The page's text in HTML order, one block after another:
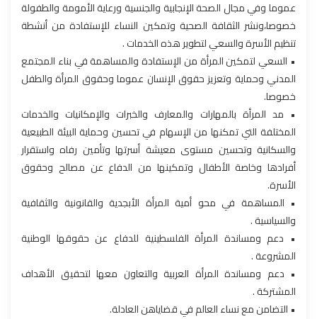
عموما وفي مجال الصحة الإنجابية والجنسية ورعاية الأمومة والطفولة
خصوصا،ونشر الثقافة الصحية وتمكين النساء للإستفادة من أنشطة
تنظيم الأسرة والسعي لتطوير هذه الخدمات .
• السعي لتمكين المرأة من الإستفادة والمساهمة في بناء المجتمع
المدني وحماية وتعزيز حقوق الإنسان عموما وحقوق المرأة والطفل
خصوصا.
• مد المرأة بالمهارات والمعارف والخبرات والإمكانيات والخدمات
المختلفة التي تمكنها من الإسهام في تحسين وحماية البيئة الطبيعية
والسكانية وتحسين مستوى معيشة أسرتها وتأمين رفاه واستقرار
أفرادها وخاصة الأطفال وتمكينها من الدفاع عن مصالح وحقوق
الأسرة.
• المساهمة في محو أمية المرأة الأبجدية والقانونية والثقافية
والسياسية .
• دعم ومساندة المرأة الفلسطينية للدفاع عن حقوقها الوطنية
المشروعة .
• دعم ومساندة المرأة العربية والتعاون معها لتحقيق الأهداف
المشتركة .
• التضامن مع نساء العالم في قضاياهن العادلة.